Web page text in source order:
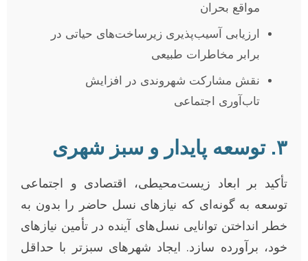
مواقع بحران
ارزیابی آسیب‌پذیری زیرساخت‌های حیاتی در
برابر مخاطرات طبیعی
نقش مشارکت شهروندی در افزایش
تاب‌آوری اجتماعی
۳. توسعه پایدار و سبز شهری
تأکید بر ابعاد زیست‌محیطی، اقتصادی و اجتماعی
توسعه به گونه‌ای که نیازهای نسل حاضر را بدون به
خطر انداختن توانایی نسل‌های آینده در تأمین نیازهای
خود، برآورده سازد. ایجاد شهرهای سبزتر با حداقل